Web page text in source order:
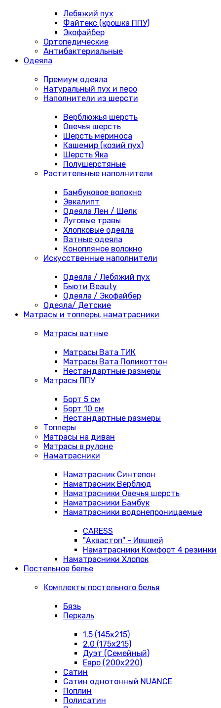
Лебяжий пух
Файтекс (крошка ППУ)
Экофайбер
Ортопедические
Антибактериальные
Одеяла
Премиум одеяла
Натуральный пух и перо
Наполнители из шерсти
Верблюжья шерсть
Овечья шерсть
Шерсть мериноса
Кашемир (козий пух)
Шерсть Яка
Полушерстяные
Растительные наполнители
Бамбуковое волокно
Эвкалипт
Одеяла Лен / Шелк
Луговые травы
Хлопковые одеяла
Ватные одеяла
Конопляное волокно
Искусственные наполнители
Одеяла / Лебяжий пух
Бьюти Beauty
Одеяла / Экофайбер
Одеяла/ Детские
Матрасы и топперы, наматрасники
Матрасы ватные
Матрасы Вата ТИК
Матрасы Вата Поликоттон
Нестандартные размеры
Матрасы ППУ
Борт 5 см
Борт 10 см
Нестандартные размеры
Топперы
Матрасы на диван
Матрасы в рулоне
Наматрасники
Наматрасник Синтепон
Наматрасник Верблюд
Наматрасники Овечья шерсть
Наматрасники Бамбук
Наматрасники водонепроницаемые
CARESS
"Аквастоп" - Ившвей
Наматрасники Комфорт 4 резинки
Наматрасники Хлопок
Постельное белье
Комплекты постельного белья
Бязь
Перкаль
1.5 (145х215)
2.0 (175х215)
Дуэт (Семейный)
Евро (200х220)
Сатин
Сатин однотонный NUANCE
Поплин
Полисатин